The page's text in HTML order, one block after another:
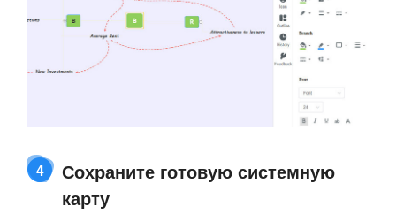
4
Сохраните готовую системную
карту